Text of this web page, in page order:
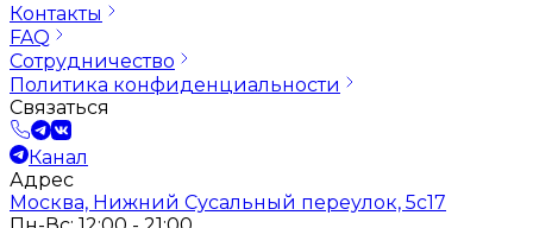
Контакты
FAQ
Сотрудничество
Политика конфиденциальности
Связаться
Канал
Адрес
Москва, Нижний Сусальный переулок, 5с17